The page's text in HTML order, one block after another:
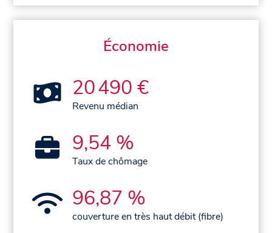
Économie
20 490 €
Revenu médian
9,54 %
Taux de chômage
96,87 %
couverture en très haut débit (fibre)